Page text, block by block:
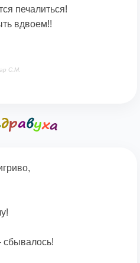
печалиться!
вдвоем!!
С.М.
сбывалось!